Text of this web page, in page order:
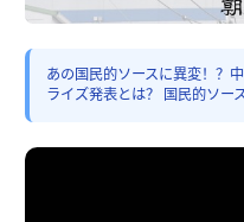
あの国民的ソースに異変！？
ライズ発表とは？ 国民的ソー